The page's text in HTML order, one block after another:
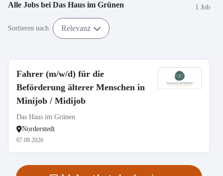
Alle Jobs bei Das Haus im Grünen 1 Job
Sortieren nach Relevanz
Fahrer (m/w/d) für die
Beförderung älterer Menschen in
Minijob / Midijob
Das Haus im Grünen
Norderstedt
07.08.2026